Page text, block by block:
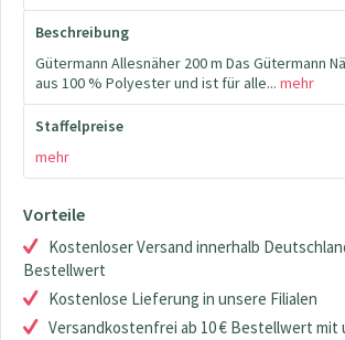
Beschreibung
Gütermann Allesnäher 200 m Das Gütermann
aus 100 % Polyester und ist für alle... mehr
Staffelpreise
mehr
Vorteile
Kostenloser Versand innerhalb
Bestellwert
Kostenlose Lieferung in unsere Filialen
Versandkostenfrei ab 10 € Bestellwert mit